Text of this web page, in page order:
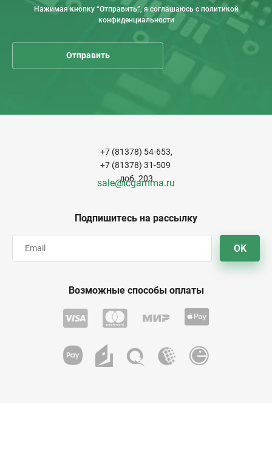
Нажимая кнопку “Отправить”, я соглашаюсь с политикой
конфиденциальности
Подпишитесь на рассылку
OK
+7 (81378) 54-653,
+7 (81378) 31-509
доб. 203
sale@icgamma.ru
Возможные способы оплаты